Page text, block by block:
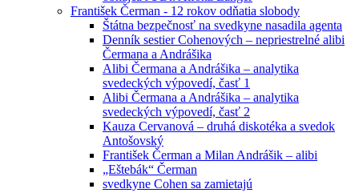
František Čerman - 12 rokov odňatia slobody
Štátna bezpečnosť na svedkyne nasadila agenta
Denník sestier Cohenových – nepriestrelné alibi
Čermana a Andrášika
Alibi Čermana a Andrášika – analytika
svedeckých výpovedí, časť 1
Alibi Čermana a Andrášika – analytika
svedeckých výpovedí, časť 2
Kauza Cervanová – druhá diskotéka a svedok
Antošovský
František Čerman a Milan Andrášik – alibi
„Eštebák“ Čerman
svedkyne Cohen sa zamietajú